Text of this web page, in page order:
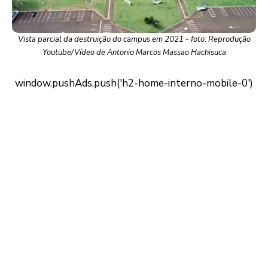
Vista parcial da destruição do campus em 2021 - foto: Reprodução
Youtube/Vídeo de Antonio Marcos Massao Hachisuca